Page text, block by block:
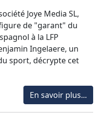
Joye Media SL,
de "garant" du
à la LFP
Ingelaere, un
sport, décrypte cet
En savoir plus...